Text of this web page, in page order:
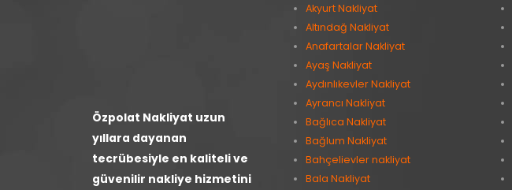
Özpolat Nakliyat uzun
yıllara dayanan
tecrübesiyle en kaliteli ve
güvenilir nakliye hizmetini
Akyurt Nakliyat
Altındağ Nakliyat
Anafartalar Nakliyat
Ayaş Nakliyat
Aydınlıkevler Nakliyat
Ayrancı Nakliyat
Bağlıca Nakliyat
Bağlum Nakliyat
Bahçelievler nakliyat
Bala Nakliyat